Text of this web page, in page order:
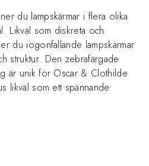
du lampskärmar i flera olika
Likväl som diskreta och
du iögonfallande lampskärmar
struktur. Den zebrafärgade
är unik för Oscar & Clothilde
likväl som ett spännande